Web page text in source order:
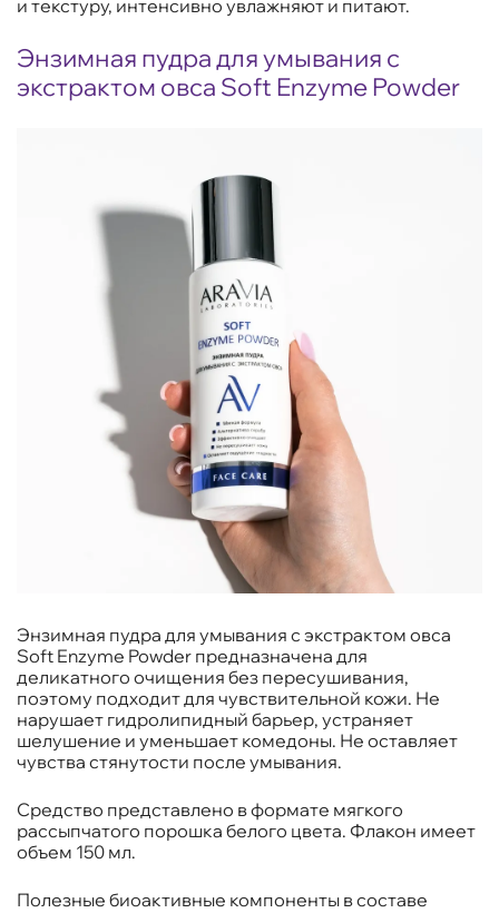
и текстуру, интенсивно увлажняют и питают.
Энзимная пудра для умывания с
экстрактом овса Soft Enzyme Powder
Энзимная пудра для умывания с экстрактом овса
Soft Enzyme Powder предназначена для
деликатного очищения без пересушивания,
поэтому подходит для чувствительной кожи. Не
нарушает гидролипидный барьер, устраняет
шелушение и уменьшает комедоны. Не оставляет
чувства стянутости после умывания.
Средство представлено в формате мягкого
рассыпчатого порошка белого цвета. Флакон имеет
объем 150 мл.
Полезные биоактивные компоненты в составе